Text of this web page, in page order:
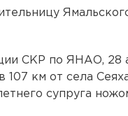
СКР по ЯНАО, 28
107 км от села
супруга